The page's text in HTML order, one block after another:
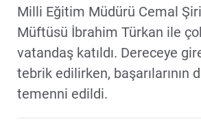
Milli Eğitim Müdürü Cemal
Müftüsü İbrahim Türkan ile
vatandaş katıldı. Dereceye
tebrik edilirken, başarılarının
temenni edildi.